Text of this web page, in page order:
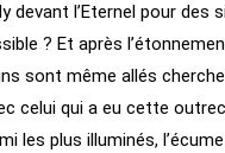
devant l’Eternel pour
? Et après
sont même allés
celui qui a eu cette
les plus illuminés,